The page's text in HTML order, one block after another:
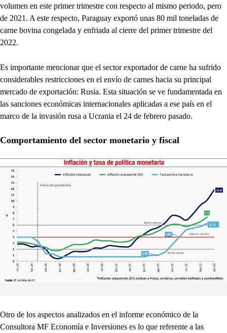
volumen en este primer trimestre con respecto al mismo periodo, pero
de 2021. A este respecto, Paraguay exportó unas 80 mil toneladas de
carne bovina congelada y enfriada al cierre del primer trimestre del
2022.
Es importante mencionar que el sector exportador de carne ha sufrido
considerables restricciones en el envío de carnes hacia su principal
mercado de exportación: Rusia. Esta situación se ve fundamentada en
las sanciones económicas internacionales aplicadas a ese país en el
marco de la invasión rusa a Ucrania el 24 de febrero pasado.
Comportamiento del sector monetario y fiscal
Otro de los aspectos analizados en el informe económico de la
Consultora MF Economía e Inversiones es lo que referente a las